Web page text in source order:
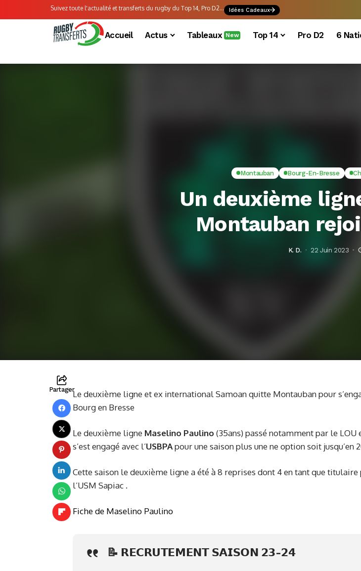
Suivez toute l'actualité et transferts du rugby du Top 14, Pro D2... Idées Cadeaux
Accueil Actus Tableaux New Top 14 Pro D2 6
Montauban Bourg-En-Bresse
Un deuxième
Montauban
K. D. 22 Juin 2023
PartagerLe deuxième ligne et ex international Samoan quitte Montauban pour
Bourg en Bresse
Le deuxième ligne Maselino Paulino (35ans) passé notamment par le LOU
s’est engagé avec l’USBPApour une saison plus une ne option soit jusqu’en
Cette saison le deuxième ligne a été à 8 reprises dont 4 en tant que
l’USM Sapiac .
Fiche de Maselino Paulino
📝 𝗥𝗘𝗖𝗥𝗨𝗧𝗘𝗠𝗘𝗡𝗧 𝗦𝗔𝗜𝗦𝗢𝗡 𝟮𝟯-𝟮𝟰